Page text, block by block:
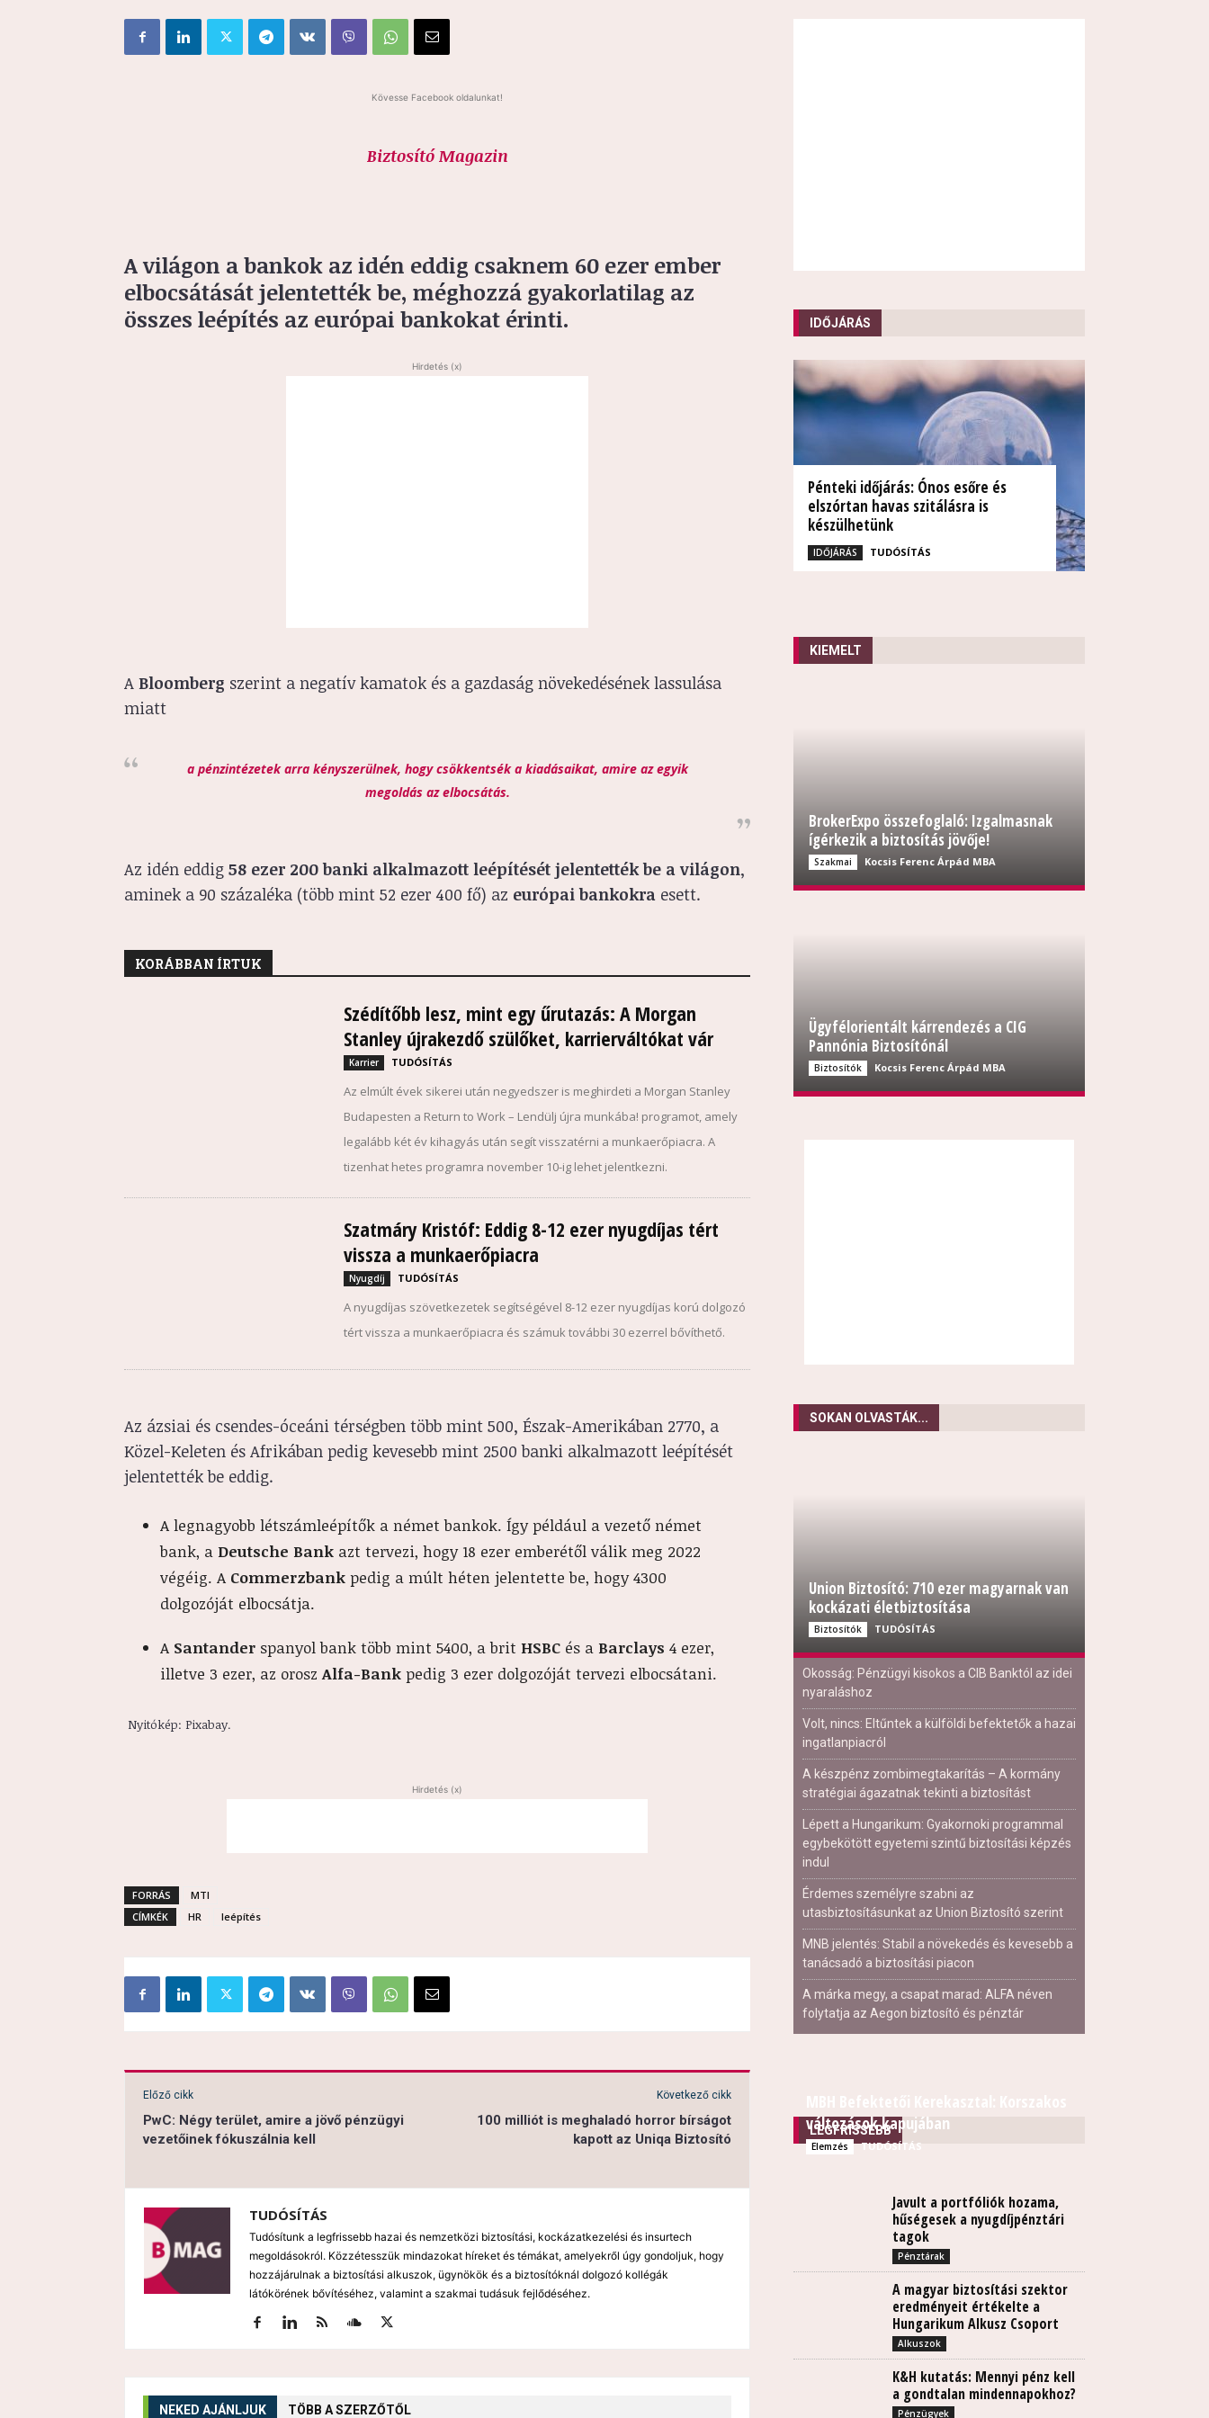
Kövesse Facebook oldalunkat!
Biztosító Magazin
A világon a bankok az idén eddig csaknem 60 ezer ember
elbocsátását jelentették be, méghozzá gyakorlatilag az
összes leépítés az európai bankokat érinti.
Hirdetés (x)
A Bloomberg szerint a negatív kamatok és a gazdaság növekedésének lassulása
miatt
a pénzintézetek arra kényszerülnek, hogy csökkentsék a kiadásaikat, amire az egyik
megoldás az elbocsátás.
Az idén eddig 58 ezer 200 banki alkalmazott leépítését jelentették be a világon,
aminek a 90 százaléka (több mint 52 ezer 400 fő) az európai bankokra esett.
KORÁBBAN ÍRTUK
Szédítőbb lesz, mint egy űrutazás: A Morgan
Stanley újrakezdő szülőket, karrierváltókat vár
Karrier TUDÓSÍTÁS
Az elmúlt évek sikerei után negyedszer is meghirdeti a Morgan Stanley
Budapesten a Return to Work – Lendülj újra munkába! programot, amely
legalább két év kihagyás után segít visszatérni a munkaerőpiacra. A
tizenhat hetes programra november 10-ig lehet jelentkezni.
Szatmáry Kristóf: Eddig 8-12 ezer nyugdíjas tért
vissza a munkaerőpiacra
Nyugdíj TUDÓSÍTÁS
A nyugdíjas szövetkezetek segítségével 8-12 ezer nyugdíjas korú dolgozó
tért vissza a munkaerőpiacra és számuk további 30 ezerrel bővíthető.
Az ázsiai és csendes-óceáni térségben több mint 500, Észak-Amerikában 2770, a
Közel-Keleten és Afrikában pedig kevesebb mint 2500 banki alkalmazott leépítését
jelentették be eddig.
A legnagyobb létszámleépítők a német bankok. Így például a vezető német
bank, a Deutsche Bank azt tervezi, hogy 18 ezer emberétől válik meg 2022
végéig. A Commerzbank pedig a múlt héten jelentette be, hogy 4300
dolgozóját elbocsátja.
A Santander spanyol bank több mint 5400, a brit HSBC és a Barclays 4 ezer,
illetve 3 ezer, az oroszAlfa-Bank pedig 3 ezer dolgozóját tervezi elbocsátani.
Nyitókép: Pixabay.
Hirdetés (x)
FORRÁS
MTI
CÍMKÉK
HR leépítés
Előző cikk
PwC: Négy terület, amire a jövő pénzügyi
vezetőinek fókuszálnia kell
Következő cikk
100 milliót is meghaladó horror bírságot
kapott az Uniqa Biztosító
TUDÓSÍTÁS
Tudósítunk a legfrissebb hazai és nemzetközi biztosítási, kockázatkezelési és insurtech
megoldásokról. Közzétesszük mindazokat híreket és témákat, amelyekről úgy gondoljuk, hogy
hozzájárulnak a biztosítási alkuszok, ügynökök és a biztosítóknál dolgozó kollégák
látókörének bővítéséhez, valamint a szakmai tudásuk fejlődéséhez.
NEKED AJÁNLJUK TÖBB A SZERZŐTŐL
IDŐJÁRÁS
Pénteki időjárás: Ónos esőre és
elszórtan havas szitálásra is
készülhetünk
IDŐJÁRÁS TUDÓSÍTÁS
KIEMELT
BrokerExpo összefoglaló: Izgalmasnak
ígérkezik a biztosítás jövője!
Szakmai Kocsis Ferenc Árpád MBA
Ügyfélorientált kárrendezés a CIG
Pannónia Biztosítónál
Biztosítók Kocsis Ferenc Árpád MBA
SOKAN OLVASTÁK...
Union Biztosító: 710 ezer magyarnak van
kockázati életbiztosítása
Biztosítók TUDÓSÍTÁS
Okosság: Pénzügyi kisokos a CIB Banktól az idei
nyaraláshoz
Volt, nincs: Eltűntek a külföldi befektetők a hazai
ingatlanpiacról
A készpénz zombimegtakarítás – A kormány
stratégiai ágazatnak tekinti a biztosítást
Lépett a Hungarikum: Gyakornoki programmal
egybekötött egyetemi szintű biztosítási képzés
indul
Érdemes személyre szabni az
utasbiztosításunkat az Union Biztosító szerint
MNB jelentés: Stabil a növekedés és kevesebb a
tanácsadó a biztosítási piacon
A márka megy, a csapat marad: ALFA néven
folytatja az Aegon biztosító és pénztár
LEGFRISSEBB
változások kapujában
Elemzés TUDÓSÍTÁS
Javult a portfóliók hozama,
hűségesek a nyugdíjpénztári
tagok
Pénztárak
A magyar biztosítási szektor
eredményeit értékelte a
Hungarikum Alkusz Csoport
Alkuszok
K&H kutatás: Mennyi pénz kell
a gondtalan mindennapokhoz?
Pénzügyek